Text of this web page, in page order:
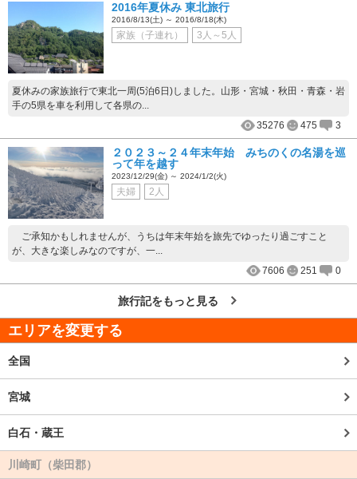
2016年夏休み 東北旅行
2016/8/13(土) ～ 2016/8/18(木)
家族（子連れ） 3人～5人
夏休みの家族旅行で東北一周(5泊6日)しました。山形・宮城・秋田・青森・岩
手の5県を車を利用して各県の...
35276
475 3
２０２３～２４年末年始 みちのくの名湯を巡
って年を越す
2023/12/29(金) ～ 2024/1/2(火)
夫婦 2人
ご承知かもしれませんが、うちは年末年始を旅先でゆったり過ごすこと
が、大きな楽しみなのですが、一...
7606
251 0
旅行記をもっと見る
エリアを変更する
全国
宮城
白石・蔵王
川崎町（柴田郡）